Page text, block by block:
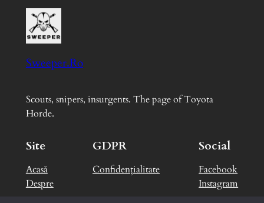
Sweeper.Ro
Scouts, snipers, insurgents. The page of Toyota
Horde.
Site
Acasă
Despre
GDPR
Confidențialitate
Social
Facebook
Instagram